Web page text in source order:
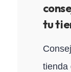
tu
tienda